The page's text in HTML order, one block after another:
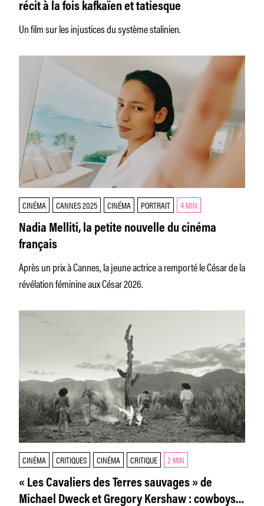
récit à la fois kafkaïen et tatiesque
Un film sur les injustices du système stalinien.
CINÉMA CANNES 2025 CINÉMA PORTRAIT 4 MIN
Nadia Melliti, la petite nouvelle du cinéma
français
Après un prix à Cannes, la jeune actrice a remporté le César de la
révélation féminine aux César 2026.
CINÉMA CRITIQUES CINÉMA CRITIQUE 2 MIN
« Les Cavaliers des Terres sauvages » de
Michael Dweck et Gregory Kershaw : cowboys